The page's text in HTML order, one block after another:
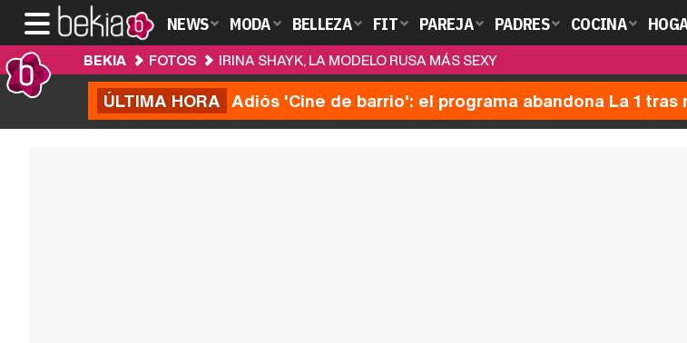
NEWS MODA BELLEZA FIT PAREJA PADRES COCINA
BEKIA FOTOS IRINA SHAYK, LA MODELO RUSA MÁS SEXY
ÚLTIMA HORA Adiós 'Cine de barrio': el programa abandona La 1 tras